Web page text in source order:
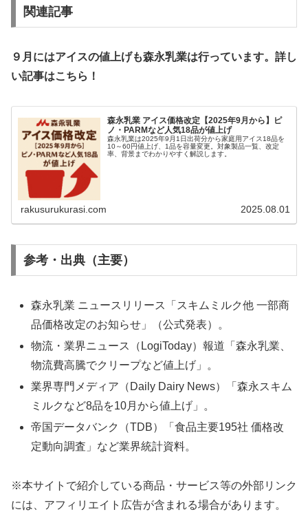
関連記事
９月にはアイスの値上げも森永乳業は行っています。詳し
い記事はこちら！
森永乳業 アイス価格改定【2025年9月から】ピ
ノ・PARMなど人気18品が値上げ
森永乳業は2025年9月1日出荷分から家庭用アイス18品を
10～60円値上げ、1品を容量変更。対象製品一覧、改定
率、背景までわかりやすく解説します。
rakusurukurasi.com 2025.08.01
参考・出典（主要）
森永乳業 ニュースリリース「スキムミルク他 一部商
品価格改定のお知らせ」（公式発表）。
物流・業界ニュース（LogiToday）報道「森永乳業、
物流費高騰でクリープなど値上げ」。
業界専門メディア（Daily Dairy News）「森永スキム
ミルクなど8品を10月から値上げ」。
帝国データバンク（TDB）「食品主要195社 価格改
定動向調査」など業界統計資料。
※本サイトで紹介している商品・サービス等の外部リンク
には、アフィリエイト広告が含まれる場合があります。